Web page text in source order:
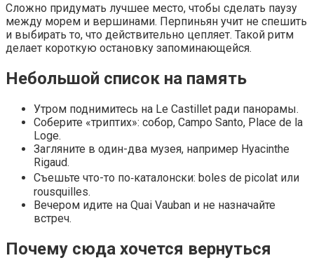
Сложно придумать лучшее место, чтобы сделать паузу
между морем и вершинами. Перпиньян учит не спешить
и выбирать то, что действительно цепляет. Такой ритм
делает короткую остановку запоминающейся.
Небольшой список на память
Утром поднимитесь на Le Castillet ради панорамы.
Соберите «триптих»: собор, Campo Santo, Place de la
Loge.
Загляните в один-два музея, например Hyacinthe
Rigaud.
Съешьте что-то по‑каталонски: boles de picolat или
rousquilles.
Вечером идите на Quai Vauban и не назначайте
встреч.
Почему сюда хочется вернуться